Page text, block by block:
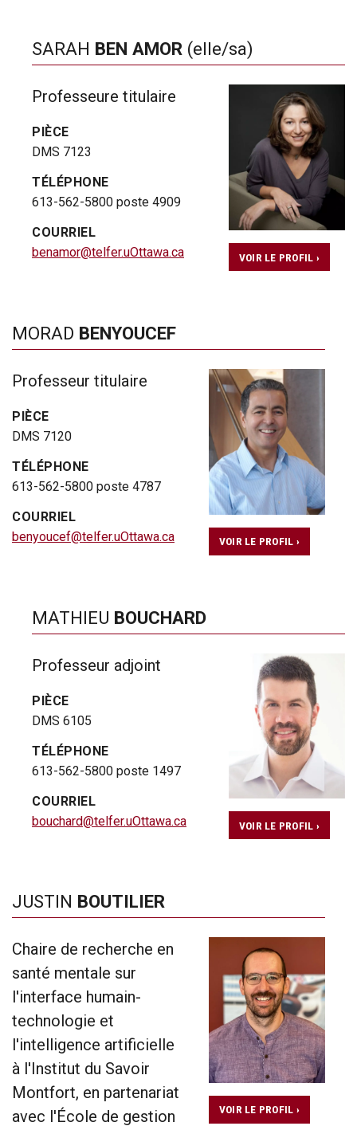
SARAH BEN AMOR (elle/sa)
Professeure titulaire
PIÈCE
DMS 7123
TÉLÉPHONE
613-562-5800 poste 4909
COURRIEL
benamor@telfer.uOttawa.ca
VOIR LE PROFIL ›
MORAD BENYOUCEF
Professeur titulaire
PIÈCE
DMS 7120
TÉLÉPHONE
613-562-5800 poste 4787
COURRIEL
benyoucef@telfer.uOttawa.ca
VOIR LE PROFIL ›
MATHIEU BOUCHARD
Professeur adjoint
PIÈCE
DMS 6105
TÉLÉPHONE
613-562-5800 poste 1497
COURRIEL
bouchard@telfer.uOttawa.ca
VOIR LE PROFIL ›
JUSTIN BOUTILIER
Chaire de recherche en
santé mentale sur
l'interface humain-
technologie et
l'intelligence artificielle
à l'Institut du Savoir
Montfort, en partenariat
avec l'École de gestion
VOIR LE PROFIL ›